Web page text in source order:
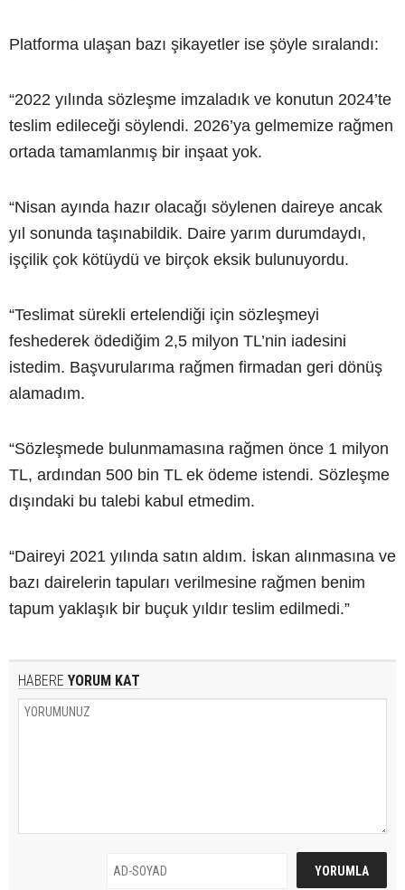
Platforma ulaşan bazı şikayetler ise şöyle sıralandı:
“2022 yılında sözleşme imzaladık ve konutun 2024’te
teslim edileceği söylendi. 2026’ya gelmemize rağmen
ortada tamamlanmış bir inşaat yok.
“Nisan ayında hazır olacağı söylenen daireye ancak
yıl sonunda taşınabildik. Daire yarım durumdaydı,
işçilik çok kötüydü ve birçok eksik bulunuyordu.
“Teslimat sürekli ertelendiği için sözleşmeyi
feshederek ödediğim 2,5 milyon TL’nin iadesini
istedim. Başvurularıma rağmen firmadan geri dönüş
alamadım.
“Sözleşmede bulunmamasına rağmen önce 1 milyon
TL, ardından 500 bin TL ek ödeme istendi. Sözleşme
dışındaki bu talebi kabul etmedim.
“Daireyi 2021 yılında satın aldım. İskan alınmasına ve
bazı dairelerin tapuları verilmesine rağmen benim
tapum yaklaşık bir buçuk yıldır teslim edilmedi.”
HABERE YORUM KAT